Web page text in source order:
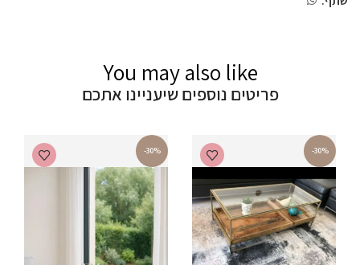
You may also like
פריטים נוספים שיעניינו אתכם
-30%
-30%